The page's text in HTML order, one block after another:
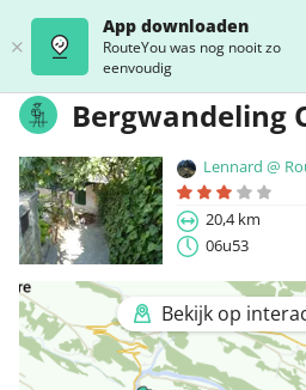
App downloaden
RouteYou was nog nooit zo
eenvoudig
Bergwandeling
Lennard @
20,4 km
06u53
Bekijk op